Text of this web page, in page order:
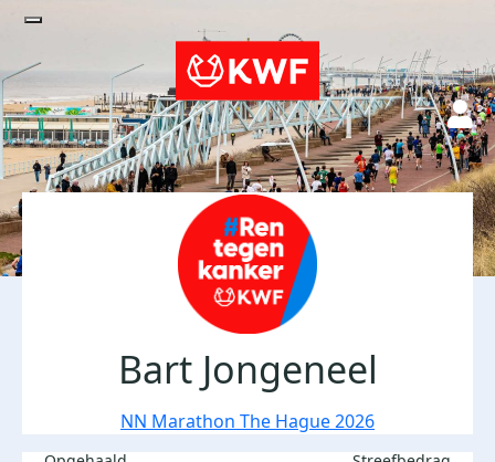
Bart Jongeneel
NN Marathon The Hague 2026